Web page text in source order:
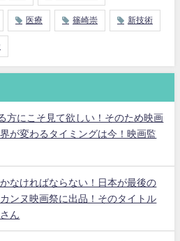
医療 篠崎崇 新技術
方にこそ見て欲しい！そのため映画
が変わるタイミングは今！映画監
なければならない！日本が最後の
ンヌ映画祭に出品！そのタイトル
ん